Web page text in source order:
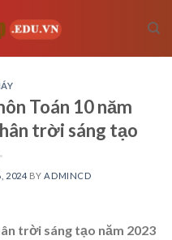
Toán 10 năm
trời sáng tạo
2024 BY ADMINCD
trời sáng tạo năm 2023